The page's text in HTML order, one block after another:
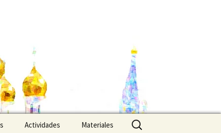
Actividades Materiales Buscar: